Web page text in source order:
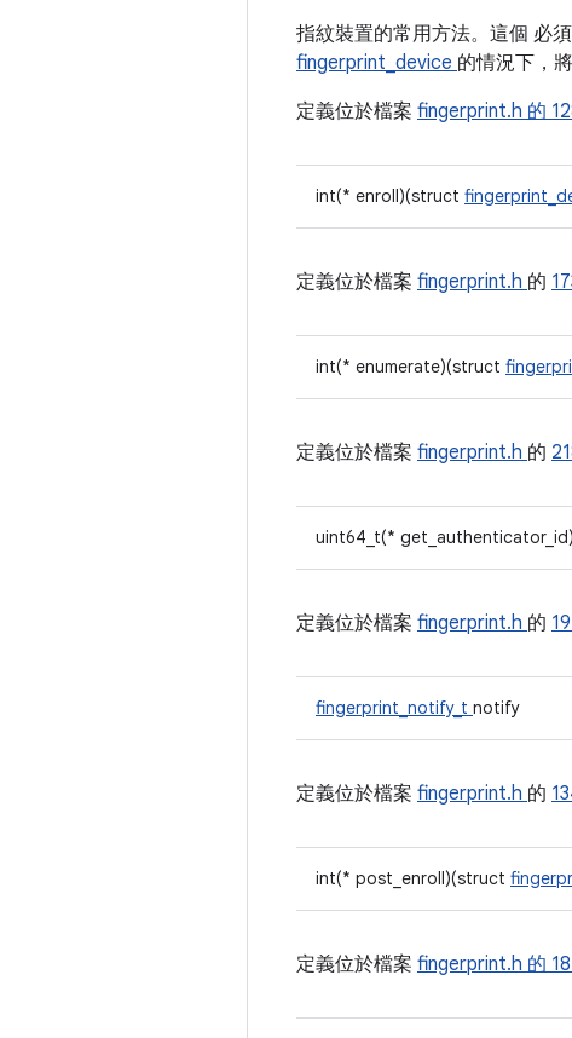
指紋裝置的常用方法。這個 必
fingerprint_device 的情況下，將
定義位於檔案 fingerprint.h 的
int(* enroll)(struct
定義位於檔案 fingerprint.h 的
int(* enumerate)(struct
定義位於檔案 fingerprint.h 的
uint64_t(*
定義位於檔案 fingerprint.h 的
fingerprint_notify_t notify
定義位於檔案 fingerprint.h 的
int(* post_enroll)(struct
定義位於檔案 fingerprint.h 的